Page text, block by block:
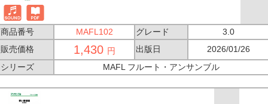
商品番号 MAFL102 グレード
3.0
販売価格
1,430 円 出版日
2026/01/26
シリーズ
MAFL フルート・アンサンブル